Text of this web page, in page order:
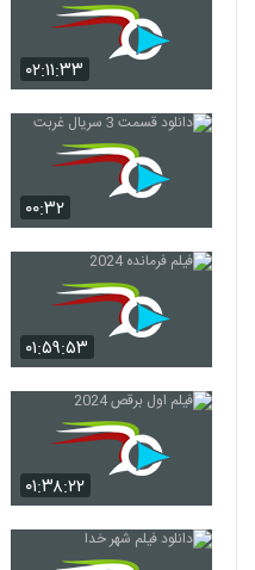
۰۲:۱۱:۳۳
۰۰:۳۲
۰۱:۵۹:۵۳
۰۱:۳۸:۲۲